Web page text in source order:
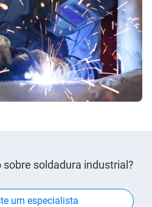
soldadura industrial?
um especialista